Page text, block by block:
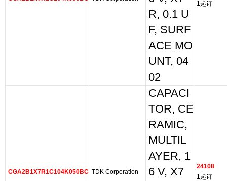
R, 0.1 U
F, SURF
ACE MO
UNT, 04
02
1起订
CGA2B1X7R1C104K050BC TDK Corporation
CAPACI
TOR, CE
RAMIC,
MULTIL
AYER, 1
6 V, X7
24108
1起订